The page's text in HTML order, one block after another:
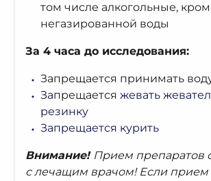
том числе алкогольные,
негазированной воды
За 4 часа до исследования:
Запрещается принимать
Запрещается жевать
резинку
Запрещается курить
Внимание! Прием препаратов
с лечащим врачом! Если прием